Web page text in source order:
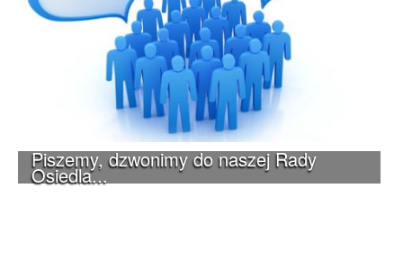
Piszemy, dzwonimy do naszej Rady
Osiedla...